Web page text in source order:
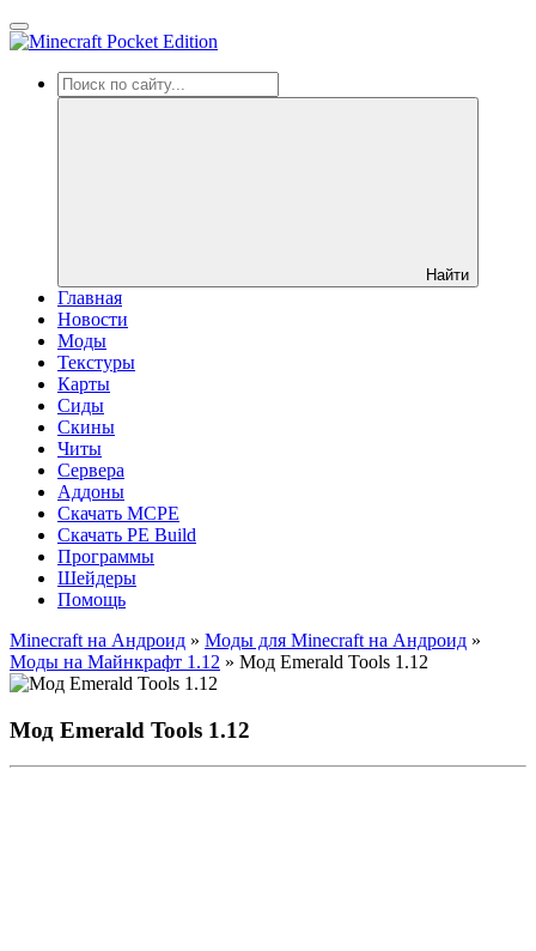
Найти
Главная
Новости
Моды
Текстуры
Карты
Сиды
Cкины
Читы
Сервера
Аддоны
Скачать MCPE
Скачать PE Build
Программы
Шейдеры
Помощь
Minecraft на Андроид » Моды для Minecraft на Андроид »
Моды на Майнкрафт 1.12 » Мод Emerald Tools 1.12
Мод Emerald Tools 1.12